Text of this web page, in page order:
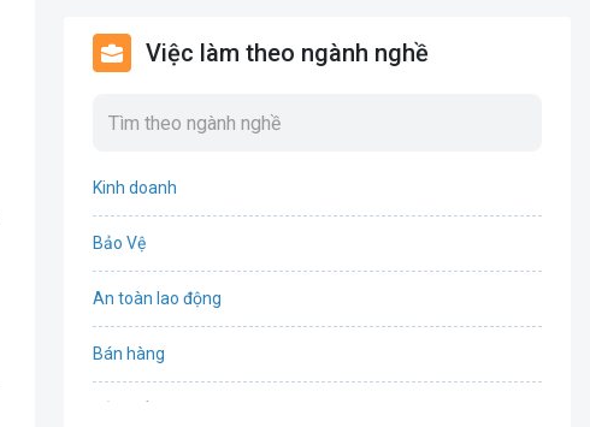
Việc làm theo ngành nghề
Kinh doanh
Bảo Vệ
An toàn lao động
Bán hàng